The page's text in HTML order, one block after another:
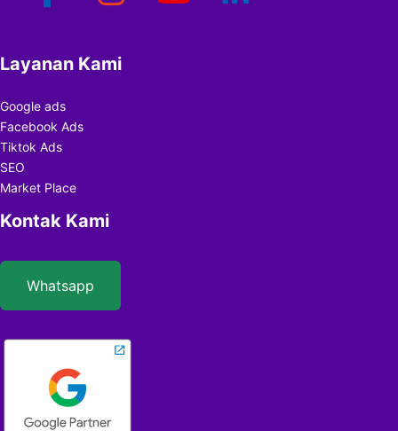
Layanan Kami
Google ads
Facebook Ads
Tiktok Ads
SEO
Market Place
Kontak Kami
Whatsapp